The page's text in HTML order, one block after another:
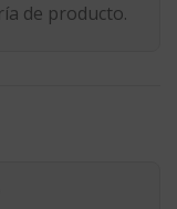
de producto.